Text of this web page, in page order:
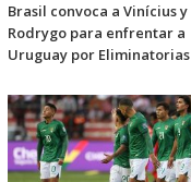
Brasil convoca a Vinícius y
Rodrygo para enfrentar a
Uruguay por Eliminatorias